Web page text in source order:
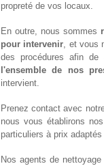
propreté de vos locaux.
En outre, nous sommes
pour intervenir, et vous
des procédures afin de
l'ensemble de nos
intervient.
Prenez contact avec
nous vous établirons
particuliers à prix
Nos agents de